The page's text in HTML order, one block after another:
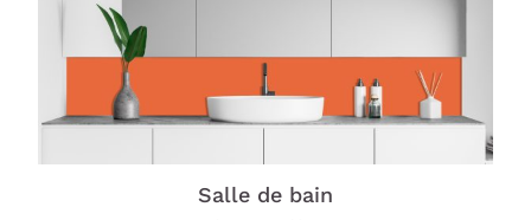
Salle de bain